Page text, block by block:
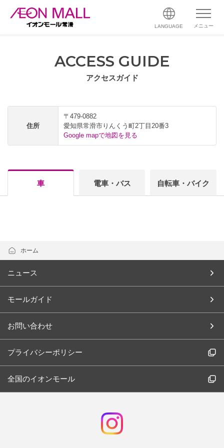
LANGUAGE メニュー
ACCESS GUIDE
アクセスガイド
住所
〒479-0882
愛知県常滑市りんくう町2丁目20番3
Google mapで地図を見る
車 電車・バス 自転車・バイク
ホーム
ニュース
モールガイド
お問い合わせ
プライバシーポリシー
全国のイオンモール